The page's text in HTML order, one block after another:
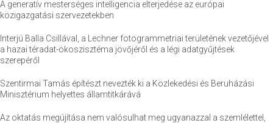
A generatív mesterséges intelligencia elterjedése az európai
közigazgatási szervezetekben
Interjú Balla Csillával, a Lechner fotogrammetriai területének vezetőjével
a hazai téradat-ökoszisztéma jövőjéről és a légi adatgyűjtések
szerepéről
Szentirmai Tamás építészt nevezték ki a Közlekedési és Beruházási
Minisztérium helyettes államtitkárává
Az oktatás megújítása nem valósulhat meg ugyanazzal a szemlélettel,